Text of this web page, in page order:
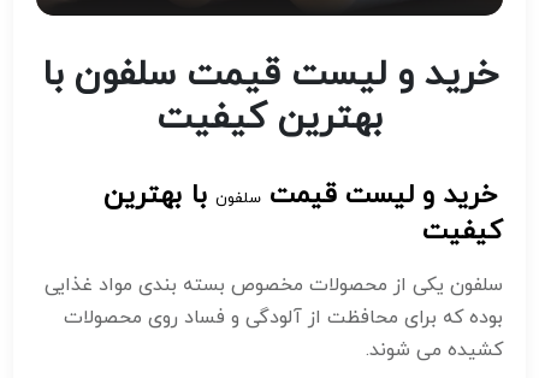
خرید و لیست قیمت سلفون با
بهترین کیفیت
خرید و لیست قیمتسلفون با بهترین
کیفیت
سلفون یکی از محصولات مخصوص بسته بندی مواد غذایی
بوده که برای محافظت از آلودگی و فساد روی محصولات
کشیده می شوند.